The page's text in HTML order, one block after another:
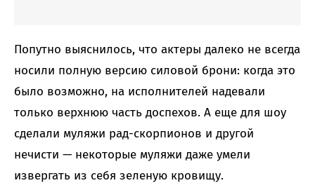
Попутно выяснилось, что актеры далеко не всегда
носили полную версию силовой брони: когда это
было возможно, на исполнителей надевали
только верхнюю часть доспехов. А еще для шоу
сделали муляжи рад-скорпионов и другой
нечисти — некоторые муляжи даже умели
извергать из себя зеленую кровищу.